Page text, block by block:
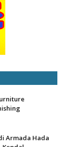
Armada Hada